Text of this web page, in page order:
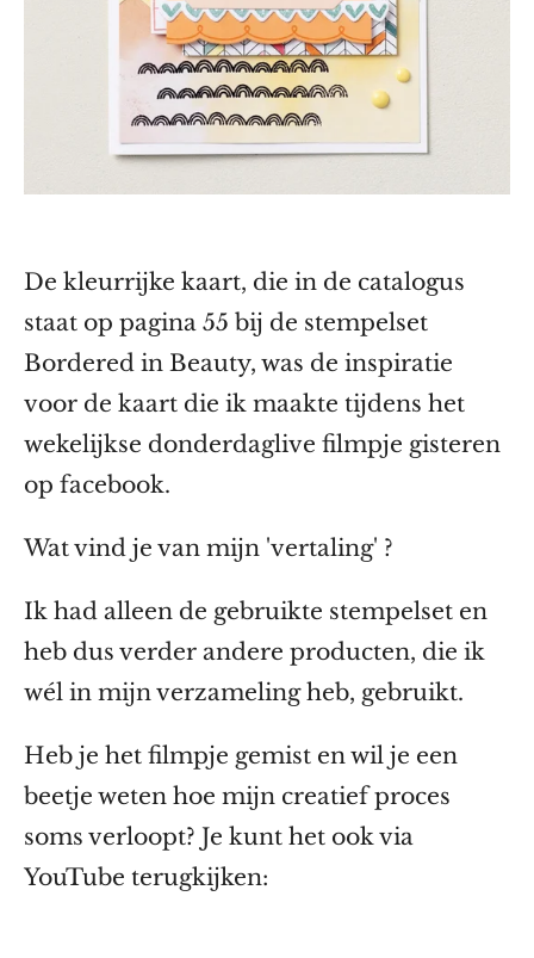
De kleurrijke kaart, die in de catalogus
staat op pagina 55 bij de stempelset
Bordered in Beauty, was de inspiratie
voor de kaart die ik maakte tijdens het
wekelijkse donderdaglive filmpje gisteren
op facebook.
Wat vind je van mijn 'vertaling' ?
Ik had alleen de gebruikte stempelset en
heb dus verder andere producten, die ik
wél in mijn verzameling heb, gebruikt.
Heb je het filmpje gemist en wil je een
beetje weten hoe mijn creatief proces
soms verloopt? Je kunt het ook via
YouTube terugkijken: